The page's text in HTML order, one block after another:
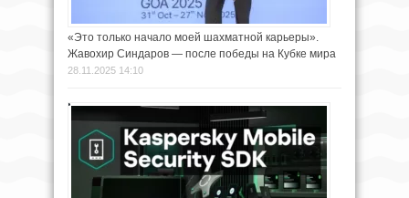
«Это только начало моей шахматной карьеры».
Жавохир Синдаров — после победы на Кубке мира
28.11.2025 14:10